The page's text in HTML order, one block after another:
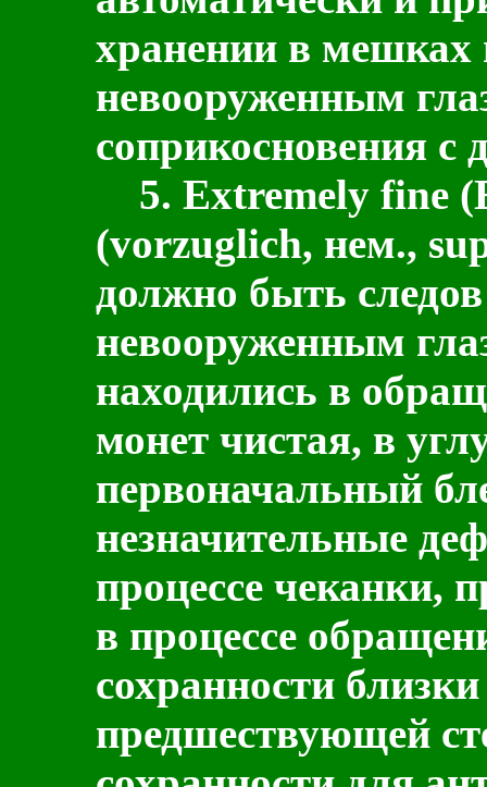
хранении в мешках
невооруженным
соприкосновения с
5. Extremely fine (
(vorzuglich, нем.,
должно быть
невооруженным
находились в
монет чистая, в
первоначальный
незначительные
процессе чеканки,
в процессе
сохранности
предшествующей